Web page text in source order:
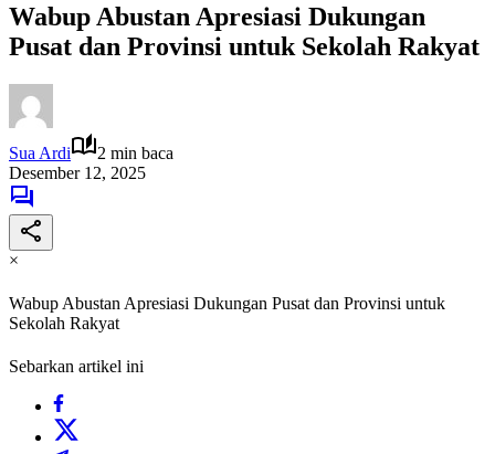
Wabup Abustan Apresiasi Dukungan
Pusat dan Provinsi untuk Sekolah Rakyat
Sua Ardi
2 min baca
Desember 12, 2025
×
Wabup Abustan Apresiasi Dukungan Pusat dan Provinsi untuk
Sekolah Rakyat
Sebarkan artikel ini